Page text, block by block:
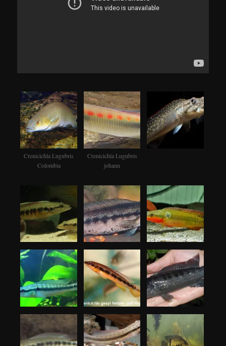
Crenicichla Lugubris
Colombia
Crenicichla Lugubris
johann